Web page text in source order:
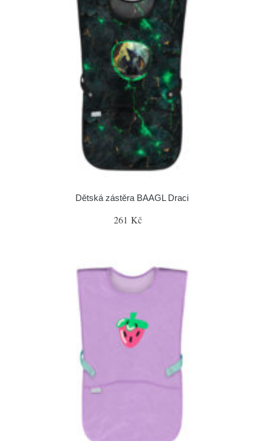
Dětská zástěra BAAGL Draci
261 Kč